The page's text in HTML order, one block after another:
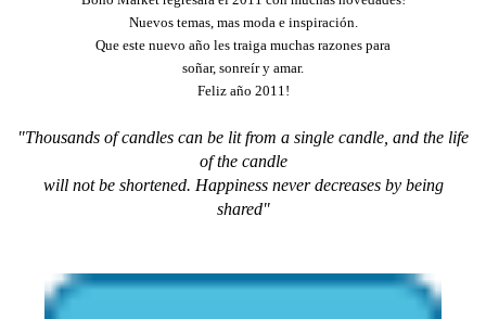
Nuevos temas, mas moda e inspiración.
Que este nuevo año les traiga muchas razones para
soñar, sonreír y amar.
Feliz año 2011!
"Thousands of candles can be lit from a single candle, and the life
of the candle
will not be shortened. Happiness never decreases by being
shared"